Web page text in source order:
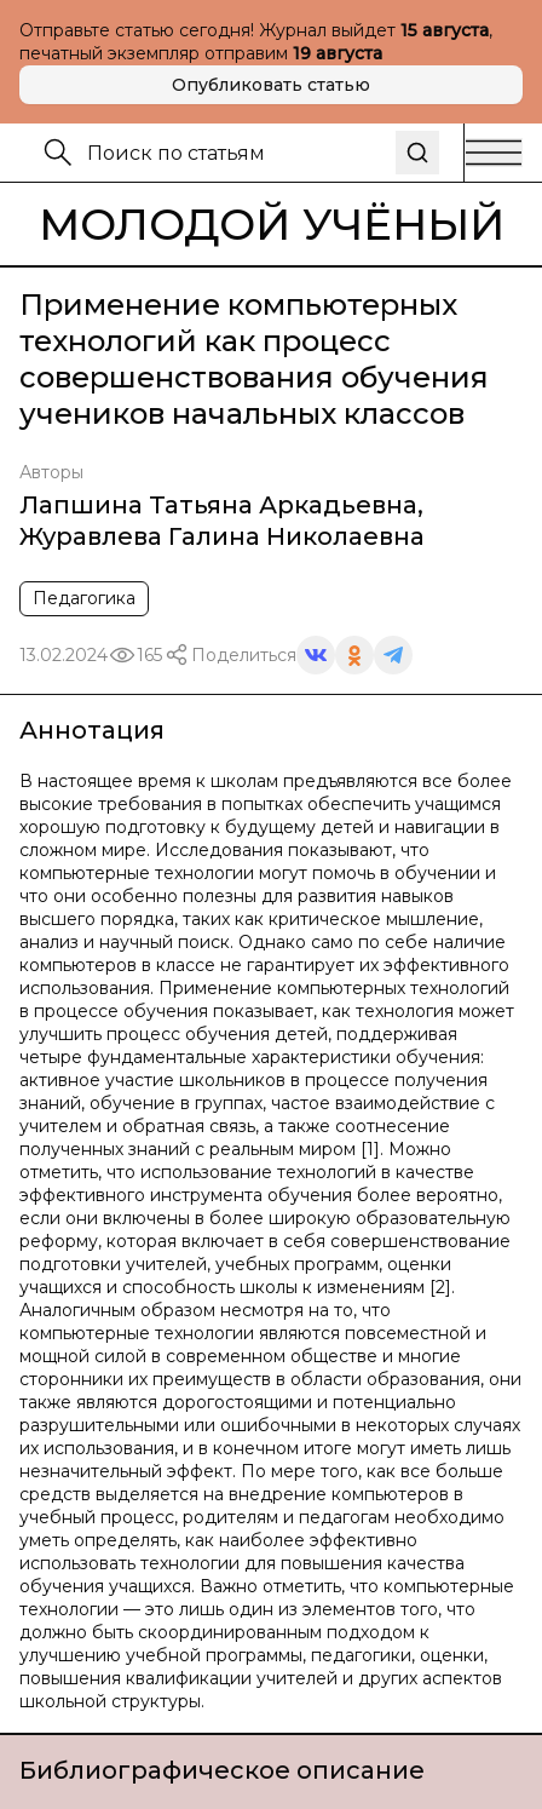
Отправьте статью сегодня! Журнал выйдет 15 августа,
печатный экземпляр отправим 19 августа
Опубликовать статью
МОЛОДОЙ УЧЁНЫЙ
Применение компьютерных
технологий как процесс
совершенствования обучения
учеников начальных классов
Авторы
Лапшина Татьяна Аркадьевна,
Журавлева Галина Николаевна
Педагогика
13.02.2024 165 Поделиться
Аннотация
В настоящее время к школам предъявляются все более
высокие требования в попытках обеспечить учащимся
хорошую подготовку к будущему детей и навигации в
сложном мире. Исследования показывают, что
компьютерные технологии могут помочь в обучении и
что они особенно полезны для развития навыков
высшего порядка, таких как критическое мышление,
анализ и научный поиск. Однако само по себе наличие
компьютеров в классе не гарантирует их эффективного
использования. Применение компьютерных технологий
в процессе обучения показывает, как технология может
улучшить процесс обучения детей, поддерживая
четыре фундаментальные характеристики обучения:
активное участие школьников в процессе получения
знаний, обучение в группах, частое взаимодействие с
учителем и обратная связь, а также соотнесение
полученных знаний с реальным миром [1]. Можно
отметить, что использование технологий в качестве
эффективного инструмента обучения более вероятно,
если они включены в более широкую образовательную
реформу, которая включает в себя совершенствование
подготовки учителей, учебных программ, оценки
учащихся и способность школы к изменениям [2].
Аналогичным образом несмотря на то, что
компьютерные технологии являются повсеместной и
мощной силой в современном обществе и многие
сторонники их преимуществ в области образования, они
также являются дорогостоящими и потенциально
разрушительными или ошибочными в некоторых случаях
их использования, и в конечном итоге могут иметь лишь
незначительный эффект. По мере того, как все больше
средств выделяется на внедрение компьютеров в
учебный процесс, родителям и педагогам необходимо
уметь определять, как наиболее эффективно
использовать технологии для повышения качества
обучения учащихся. Важно отметить, что компьютерные
технологии — это лишь один из элементов того, что
должно быть скоординированным подходом к
улучшению учебной программы, педагогики, оценки,
повышения квалификации учителей и других аспектов
школьной структуры.
Библиографическое описание